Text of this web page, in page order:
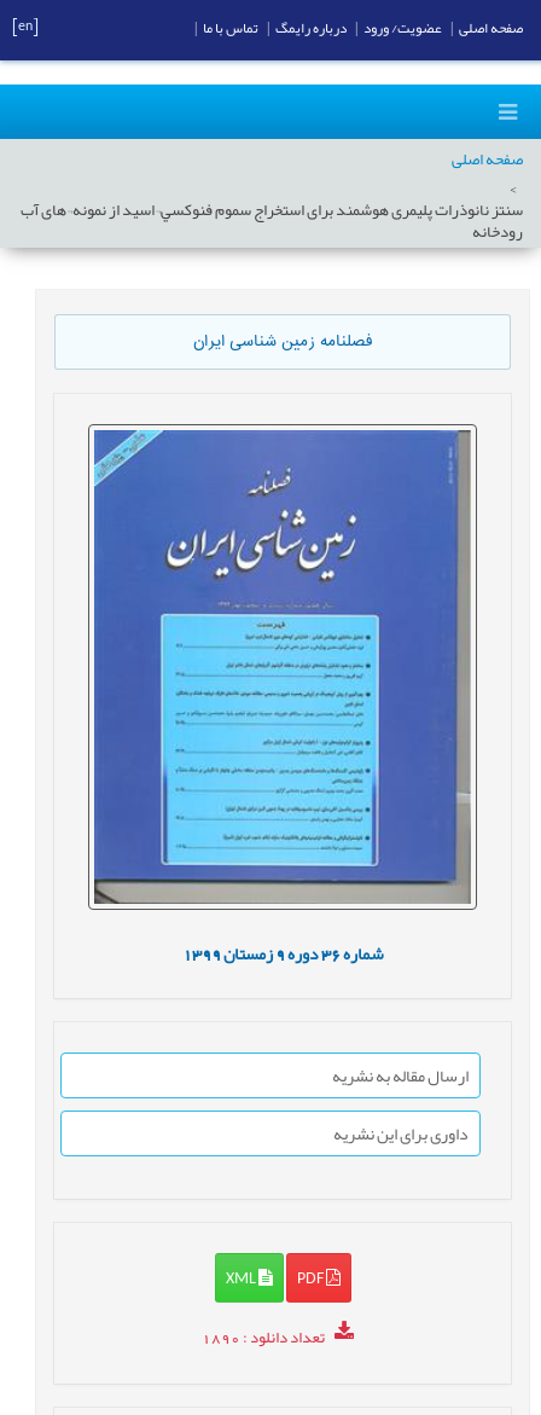
صفحه اصلی
سنتز نانوذرات پلیمری هوشمند برای استخراج سموم فنوكسي¬اسيد از نمونه¬های آب
رودخانه
فصلنامه زمین شناسی ایران
شماره36 دوره9 زمستان1399
ارسال مقاله به نشریه
داوری برای این نشریه
PDF
XML
تعداد دانلود: 1890
صفحه اصلی عضویت/ ورود درباره رایمگ تماس با ما